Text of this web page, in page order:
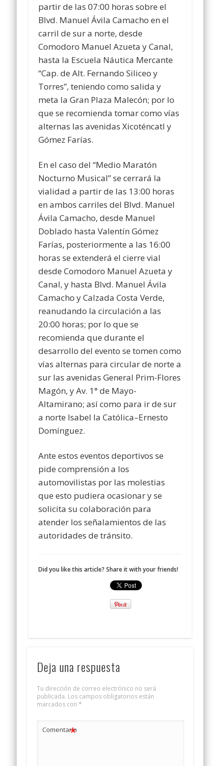
partir de las 07:00 horas sobre el
Blvd. Manuel Ávila Camacho en el
carril de sur a norte, desde
Comodoro Manuel Azueta y Canal,
hasta la Escuela Náutica Mercante
“Cap. de Alt. Fernando Siliceo y
Torres”, teniendo como salida y
meta la Gran Plaza Malecón; por lo
que se recomienda tomar como vías
alternas las avenidas Xicoténcatl y
Gómez Farías.
En el caso del “Medio Maratón
Nocturno Musical” se cerrará la
vialidad a partir de las 13:00 horas
en ambos carriles del Blvd. Manuel
Ávila Camacho, desde Manuel
Doblado hasta Valentín Gómez
Farías, posteriormente a las 16:00
horas se extenderá el cierre vial
desde Comodoro Manuel Azueta y
Canal, y hasta Blvd. Manuel Ávila
Camacho y Calzada Costa Verde,
reanudando la circulación a las
20:00 horas; por lo que se
recomienda que durante el
desarrollo del evento se tomen como
vías alternas para circular de norte a
sur las avenidas General Prim-Flores
Magón, y Av. 1° de Mayo-
Altamirano; así como para ir de sur
a norte Isabel la Católica–Ernesto
Domínguez.
Ante estos eventos deportivos se
pide comprensión a los
automovilistas por las molestias
que esto pudiera ocasionar y se
solicita su colaboración para
atender los señalamientos de las
autoridades de tránsito.
Did you like this article? Share it with your friends!
Deja una respuesta
Tu dirección de correo electrónico no será
publicada. Los campos obligatorios están
marcados con *
Comentario
*